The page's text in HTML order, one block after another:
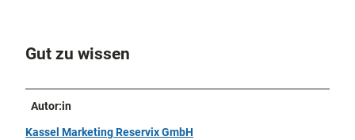
Gut zu wissen
Autor:in
Kassel Marketing Reservix GmbH